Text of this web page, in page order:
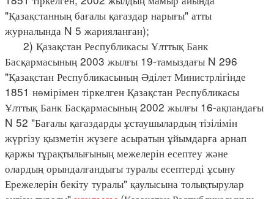
"Қазақстанның бағалы қағаздар нарығы" атты
журналында N 5 жарияланған);
2) Қазақстан Республикасы Ұлттық Банк
Басқармасының 2003 жылғы 19-тамыздағы N 296
"Қазақстан Республикасының Әділет Министрлігінде
1851 нөмірімен тіркелген Қазақстан Республикасы
Ұлттық Банк Басқармасының 2002 жылғы 16-ақпандағы
N 52 "Бағалы қағаздарды ұстаушылардың тізілімін
жүргізу қызметін жүзеге асыратын ұйымдарға арнап
қаржы тұрақтылығының межелерін есептеу және
олардың орындалғандығы туралы есептерді ұсыну
Ережелерін бекіту туралы" қаулысына толықтырулар